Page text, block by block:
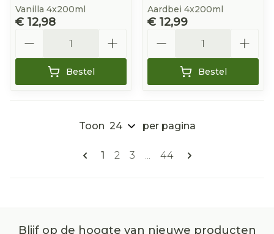
Vanilla 4x200ml
€ 12,98
Bestel
Aardbei 4x200ml
€ 12,99
Bestel
Pagina's
U lees momenteel pagina
1 Pagina
2 Pagina
3 ... Pagina
44
Toon per pagina
Blijf op de hoogte van nieuwe producten